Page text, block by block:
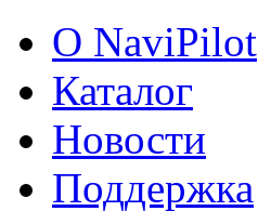
О NaviPilot
Каталог
Новости
Поддержка